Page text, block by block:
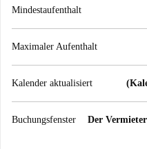
Mindestaufenthalt
Maximaler Aufenthalt
Kalender aktualisiert
Buchungsfenster
Der